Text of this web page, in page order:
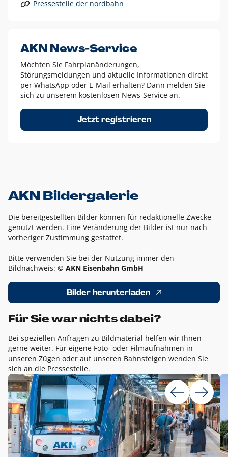
Alle anderen Logo-Varianten dürfen nur in Ausnahmefällen
Diese Ausnahmen sind zum Beispiel:
dem AKN Blau,
weißes Logo auf Fotohintergründen,
schwarzes Logo für reine Schwarz-Weiß-Umsetzungen
Um das Logo herum muss ein Schutzraum von jeweils einer
Höhe bzw. Breite des N aus AKN in alle Richtungen
Pressestelle der nordbahn
AKN News-Service
Möchten Sie Fahrplanänderungen,
Störungsmeldungen und aktuelle Informationen direkt
per WhatsApp oder E-Mail erhalten? Dann melden Sie
sich zu unserem kostenlosen News-Service an.
Jetzt registrieren
AKN Bildergalerie
Die bereitgestellten Bilder können für redaktionelle Zwecke
genutzt werden. Eine Veränderung der Bilder ist nur nach
vorheriger Zustimmung gestattet.
Bitte verwenden Sie bei der Nutzung immer den
Bildnachweis: © AKN Eisenbahn GmbH
Bilder herunterladen
Für Sie war nichts dabei?
Bei speziellen Anfragen zu Bildmaterial helfen wir Ihnen
gerne weiter. Für eigene Foto- oder Filmaufnahmen in
unseren Zügen oder auf unseren Bahnsteigen wenden Sie
sich an die Pressestelle.